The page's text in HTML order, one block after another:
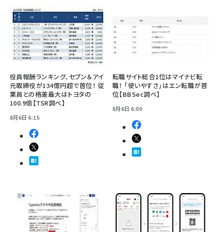
役員報酬ランキング、セブン＆アイ
元取締役が134億円超で首位！ 従
業員との格差最大はトヨタの
100.9倍【TSR調べ】
8月6日 6:15
転職サイト総合1位はマイナビ転
職！ 「使いやすさ」はエン転職が首
位【BBSec調べ】
8月6日 6:00